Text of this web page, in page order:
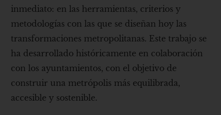
inmediato: en las herramientas, criterios y
metodologías con las que se diseñan hoy las
transformaciones metropolitanas. Este trabajo se
ha desarrollado históricamente en colaboración
con los ayuntamientos, con el objetivo de
construir una metrópolis más equilibrada,
accesible y sostenible.